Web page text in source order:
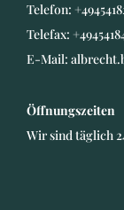
Telefon:
Telefax:
E-Mail:
Öffnungszeiten
Wir sind täglich